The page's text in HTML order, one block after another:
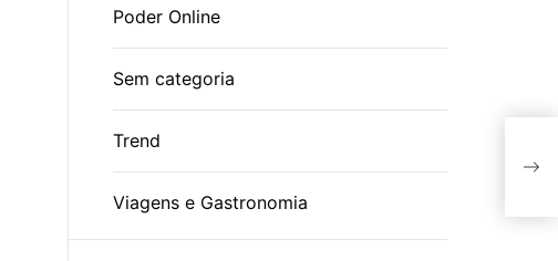
Poder Online
Sem categoria
Trend
Viagens e Gastronomia